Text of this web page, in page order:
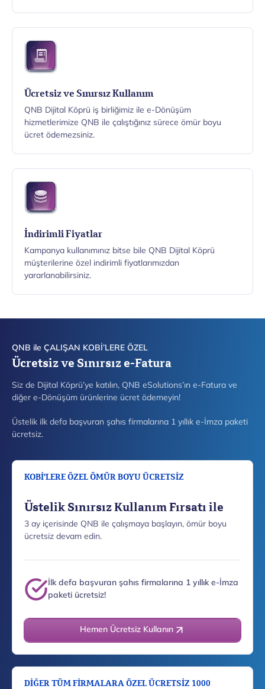
Ücretsiz ve Sınırsız Kullanım
QNB Dijital Köprü iş birliğimiz ile e-Dönüşüm
hizmetlerimize QNB ile çalıştığınız sürece ömür boyu
ücret ödemezsiniz.
İndirimli Fiyatlar
Kampanya kullanımınız bitse bile QNB Dijital Köprü
müşterilerine özel indirimli fiyatlarımızdan
yararlanabilirsiniz.
QNB ile ÇALIŞAN KOBİ’LERE ÖZEL
Ücretsiz ve Sınırsız e-Fatura
Siz de Dijital Köprü’ye katılın, QNB eSolutions’ın e-Fatura ve
diğer e-Dönüşüm ürünlerine ücret ödemeyin!
Üstelik ilk defa başvuran şahıs firmalarına 1 yıllık e-İmza paketi
ücretsiz.
KOBİ'LERE ÖZEL ÖMÜR BOYU ÜCRETSİZ
Üstelik Sınırsız Kullanım Fırsatı ile
3 ay içerisinde QNB ile çalışmaya başlayın, ömür boyu
ücretsiz devam edin.
İlk defa başvuran şahıs firmalarına 1 yıllık e-İmza
paketi ücretsiz!
Hemen Ücretsiz Kullanın
DİĞER TÜM FİRMALARA ÖZEL ÜCRETSİZ 1000